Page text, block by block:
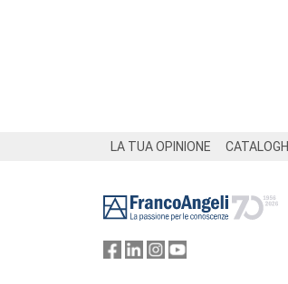
LA TUA OPINIONE CATALOGHI